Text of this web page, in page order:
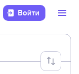
Войти